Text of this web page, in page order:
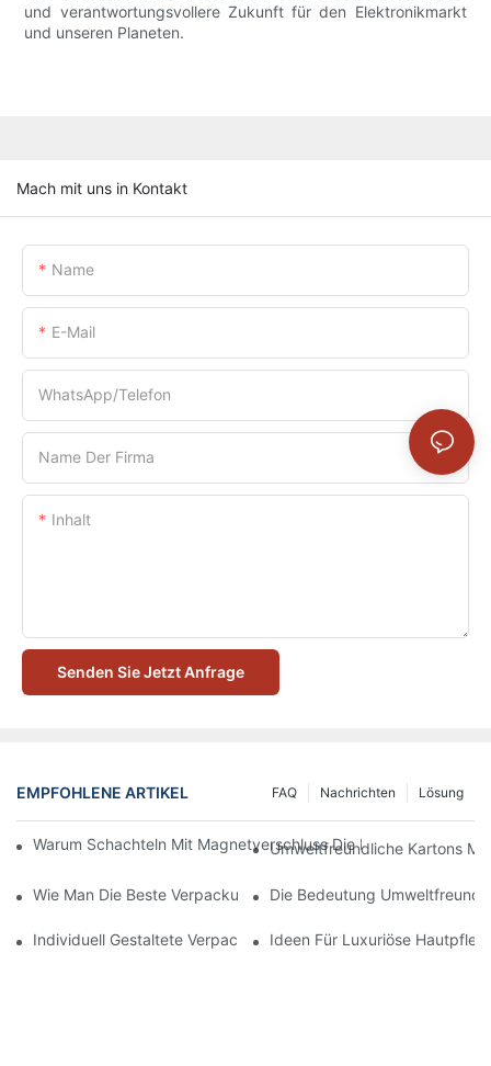
und verantwortungsvollere Zukunft für den Elektronikmarkt
und unseren Planeten.
Mach mit uns in Kontakt
Name
E-Mail
WhatsApp/Telefon
Name Der Firma
Inhalt
Senden Sie Jetzt Anfrage
EMPFOHLENE ARTIKEL Lösung
Nachrichten
FAQ
Warum Schachteln Mit Magnetverschluss Die Beste Wahl Für
Umweltfreundliche Kartons
Wie Man Die Beste Verpackung Für Hautpflegeprodukte Zum
Die Bedeutung
Individuell Gestaltete Verpackungen Für Hautpflegeprodukte,
Ideen Für Luxuriöse